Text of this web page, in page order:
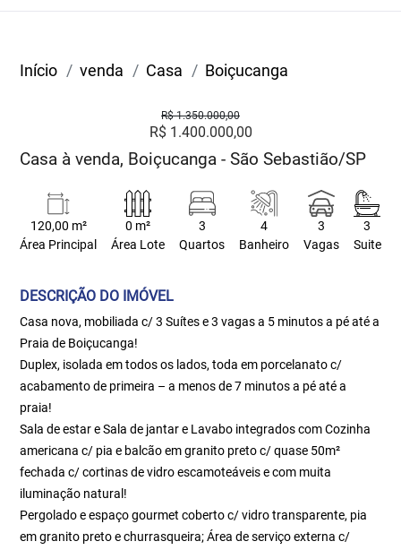
Início venda Casa Boiçucanga
R$ 1.350.000,00
R$ 1.400.000,00
Casa à venda, Boiçucanga - São Sebastião/SP
120,00 m²
Área Principal
0 m²
Área Lote
3
Quartos
4
Banheiro
3
Vagas
3
Suite
DESCRIÇÃO DO IMÓVEL
Casa nova, mobiliada c/ 3 Suítes e 3 vagas a 5 minutos a pé até a
Praia de Boiçucanga!
Duplex, isolada em todos os lados, toda em porcelanato c/
acabamento de primeira – a menos de 7 minutos a pé até a
praia!
Sala de estar e Sala de jantar e Lavabo integrados com Cozinha
americana c/ pia e balcão em granito preto c/ quase 50m²
fechada c/ cortinas de vidro escamoteáveis e com muita
iluminação natural!
Pergolado e espaço gourmet coberto c/ vidro transparente, pia
em granito preto e churrasqueira; Área de serviço externa c/